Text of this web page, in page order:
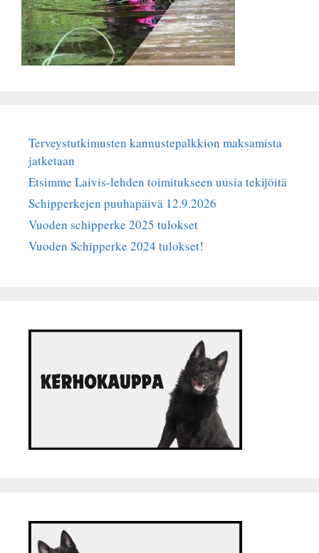
Terveystutkimusten kannustepalkkion maksamista
jatketaan
Etsimme Laivis-lehden toimitukseen uusia tekijöitä
Schipperkejen puuhapäivä 12.9.2026
Vuoden schipperke 2025 tulokset
Vuoden Schipperke 2024 tulokset!